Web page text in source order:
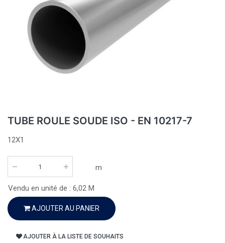
TUBE ROULE SOUDE ISO - EN 10217-7
12X1
m
Vendu en unité de : 6,02 M
AJOUTER AU PANIER
AJOUTER À LA LISTE DE SOUHAITS